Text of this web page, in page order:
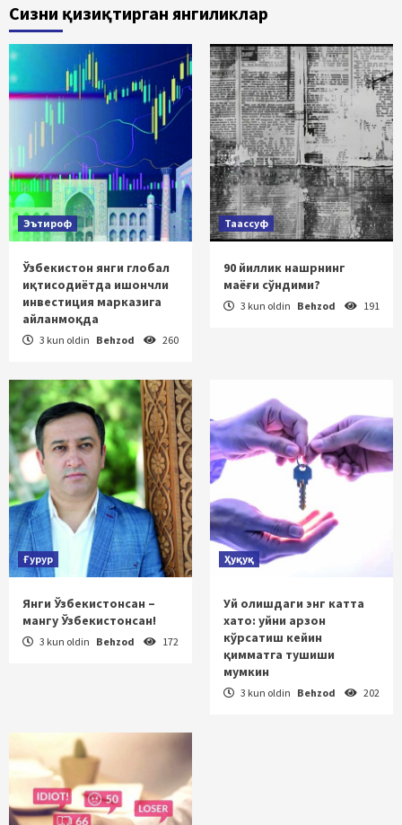
Сизни қизиқтирган янгиликлар
Эътироф
Ўзбекистон янги глобал
иқтисодиётда ишончли
инвестиция марказига
айланмоқда
3 kun oldin Behzod 260
Таассуф
90 йиллик нашрнинг
маёғи сўндими?
3 kun oldin Behzod 191
Ғурур
Янги Ўзбекистонсан –
мангу Ўзбекистонсан!
3 kun oldin Behzod 172
Ҳуқуқ
Уй олишдаги энг катта
хато: уйни арзон
кўрсатиш кейин
қимматга тушиши
мумкин
3 kun oldin Behzod 202